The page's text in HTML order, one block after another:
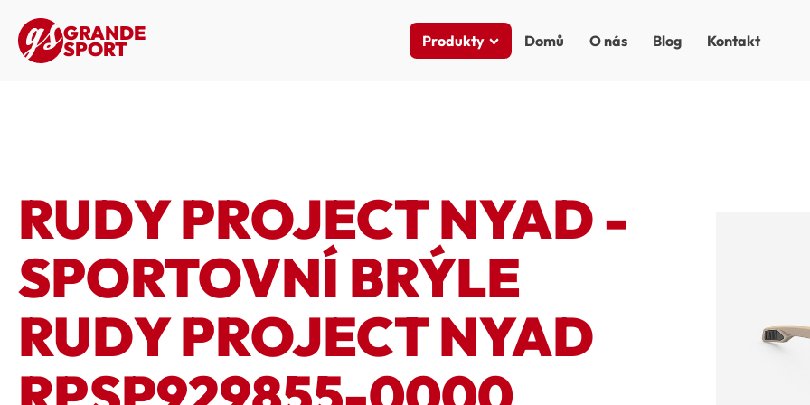
GRANDE
SPORT Produkty Domů O nás Blog Kontakt
RUDY PROJECT NYAD -
SPORTOVNÍ BRÝLE
RUDY PROJECT NYAD